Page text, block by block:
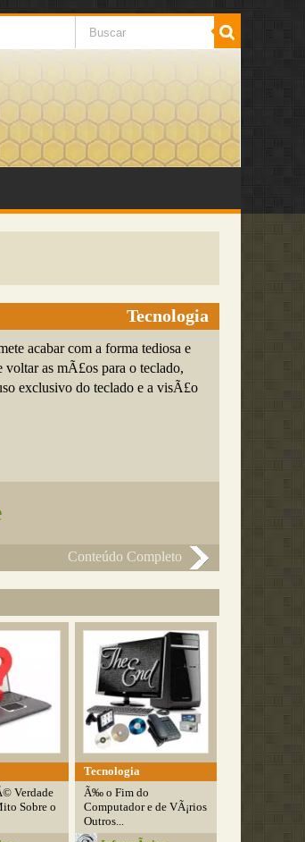
Tecnologia
acabar com a forma tediosa e
voltar as mÃ£os para o teclado,
exclusivo do teclado e a visÃ£o
Conteúdo Completo
Verdade
Sobre o
Tecnologia
Ã‰ o Fim do
Computador e de VÃ¡rios
Outros...